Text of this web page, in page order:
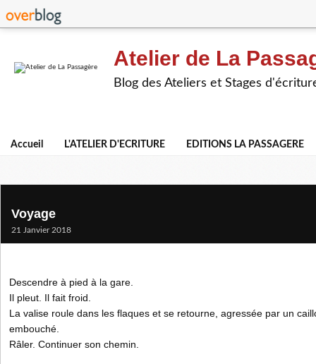
Atelier de La
Blog des Ateliers et Stages
Accueil L'ATELIER D'ECRITURE EDITIONS LA PASSAGERE
Voyage
21 Janvier 2018
Descendre à pied à la gare.
Il pleut. Il fait froid.
La valise roule dans les flaques et se retourne, agressée par un
embouché.
Râler. Continuer son chemin.